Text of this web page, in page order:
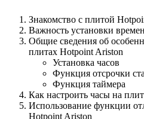
Знакомство с плитой
Важность установки
Общие сведения об
плитах Hotpoint Ariston
Установка часов
Функция отсрочки
Функция таймера
Как настроить часы на
Использование функции
Hotpoint Ariston